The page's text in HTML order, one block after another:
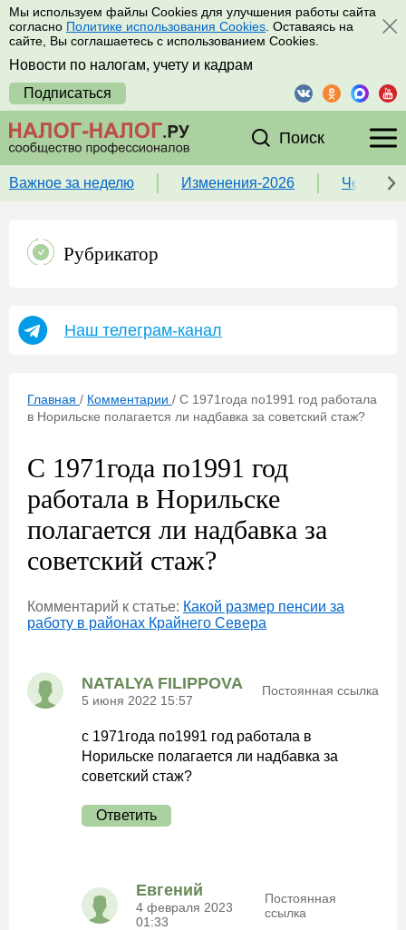
Мы используем файлы Cookies для улучшения работы сайта
согласно Политике использования Cookies . Оставаясь на
сайте, Вы соглашаетесь с использованием Cookies.
Новости по налогам, учету и кадрам
Подписаться
Поиск
Важное за неделю Изменения-2026 Чек-
Рубрикатор
Наш телеграм-канал
Главная / Комментарии / C 1971года по1991 год работала
в Норильске полагается ли надбавка за советский стаж?
C 1971года по1991 год
работала в Норильске
полагается ли надбавка за
советский стаж?
Комментарий к статье: Какой размер пенсии за
работу в районах Крайнего Севера
NATALYA FILIPPOVA
5 июня 2022 15:57
Постоянная ссылка
c 1971года по1991 год работала в
Норильске полагается ли надбавка за
советский стаж?
Ответить
Евгений
4 февраля 2023
01:33
Постоянная
ссылка